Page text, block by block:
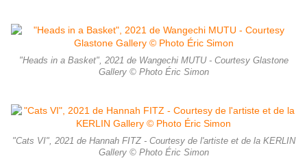
"Heads in a Basket", 2021 de Wangechi MUTU - Courtesy Glastone
Gallery © Photo Éric Simon
"Cats VI", 2021 de Hannah FITZ - Courtesy de l'artiste et de la KERLIN
Gallery © Photo Éric Simon